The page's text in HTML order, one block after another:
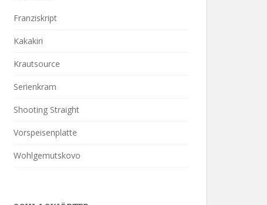
Franziskript
Kakakiri
Krautsource
Serienkram
Shooting Straight
Vorspeisenplatte
Wohlgemutskovo